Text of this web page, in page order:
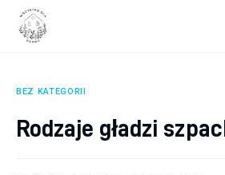
BEZ KATEGORII
Rodzaje gładzi